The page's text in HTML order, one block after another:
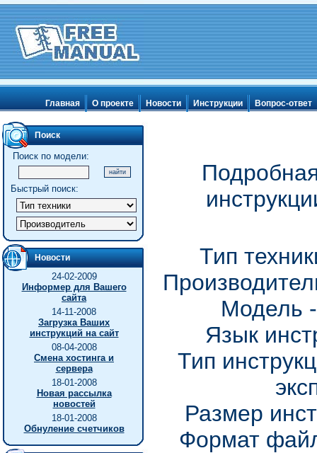
Главная О проекте Новости Инструкции Вопрос-ответ
Поиск
Поиск по модели:
Быстрый поиск:
Новости
24-02-2009
Информер для Вашего
сайта
14-11-2008
Загрузка Ваших
инструкций на сайт
08-04-2008
Смена хостинга и
сервера
18-01-2008
Новая рассылка
новостей
18-01-2008
Обнуление счетчиков
Тип
Модель
Язык
Тип
Размер
Формат